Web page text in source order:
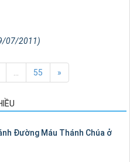
07/2011)
55 »
Ðường Máu Thánh Chúa ở